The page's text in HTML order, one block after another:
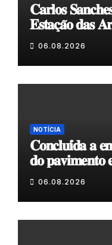
𝐂𝐚𝐫𝐥𝐨𝐬
𝐄𝐬𝐭𝐚𝐜̧𝐚̃𝐨 𝐝𝐚𝐬
06.08.2026
NOTÍCIA
𝐂𝐨𝐧𝐜𝐥𝐮𝐢́𝐝𝐚 𝐚
𝐝𝐨 𝐩𝐚𝐯𝐢𝐦𝐞𝐧𝐭𝐨
𝐂𝐨𝐯𝐚𝐬
06.08.2026